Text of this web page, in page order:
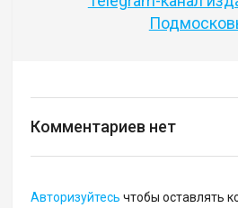
Комментариев нет
Авторизуйтесь чтобы оставлять